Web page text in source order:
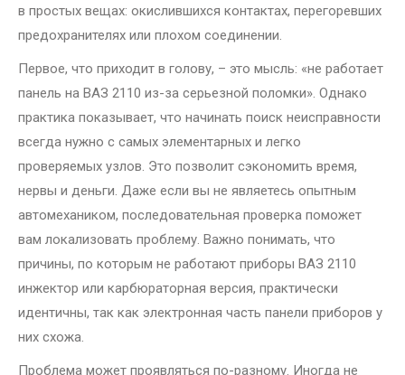
в простых вещах: окислившихся контактах, перегоревших
предохранителях или плохом соединении.
Первое, что приходит в голову, – это мысль: «не работает
панель на ВАЗ 2110 из-за серьезной поломки». Однако
практика показывает, что начинать поиск неисправности
всегда нужно с самых элементарных и легко
проверяемых узлов. Это позволит сэкономить время,
нервы и деньги. Даже если вы не являетесь опытным
автомехаником, последовательная проверка поможет
вам локализовать проблему. Важно понимать, что
причины, по которым не работают приборы ВАЗ 2110
инжектор или карбюраторная версия, практически
идентичны, так как электронная часть панели приборов у
них схожа.
Проблема может проявляться по-разному. Иногда не